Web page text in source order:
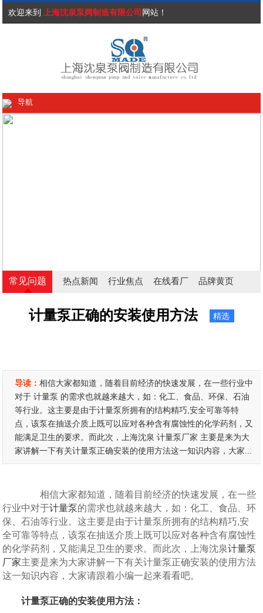
欢迎来到 上海沈泉泵阀制造有限公司 网站！
导航
常见问题 热点新闻 行业焦点 在线看厂 品牌黄页
计量泵正确的安装使用方法 精选
导读：相信大家都知道，随着目前经济的快速发展，在一些行业中
对于 计量泵 的需求也就越来越大，如：化工、食品、环保、石油
等行业。这主要是由于计量泵所拥有的结构精巧,安全可靠等特
点，该泵在抽送介质上既可以应对各种含有腐蚀性的化学药剂，又
能满足卫生的要求。而此次，上海沈泉 计量泵厂家 主要是来为大
家讲解一下有关计量泵正确安装的使用方法这一知识内容，大家...
相信大家都知道，随着目前经济的快速发展，在一些
行业中对于计量泵的需求也就越来越大，如：化工、食品、环
保、石油等行业。这主要是由于计量泵所拥有的结构精巧,安
全可靠等特点，该泵在抽送介质上既可以应对各种含有腐蚀性
的化学药剂，又能满足卫生的要求。而此次，上海沈泉计量泵
厂家主要是来为大家讲解一下有关计量泵正确安装的使用方法
这一知识内容，大家请跟着小编一起来看看吧。
计量泵正确的安装使用方法：